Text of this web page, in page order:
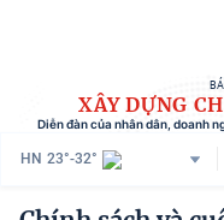
XÂY DỰNG
Diễn đàn của nhân dân, doanh
HN 23°-32°
Danh mục